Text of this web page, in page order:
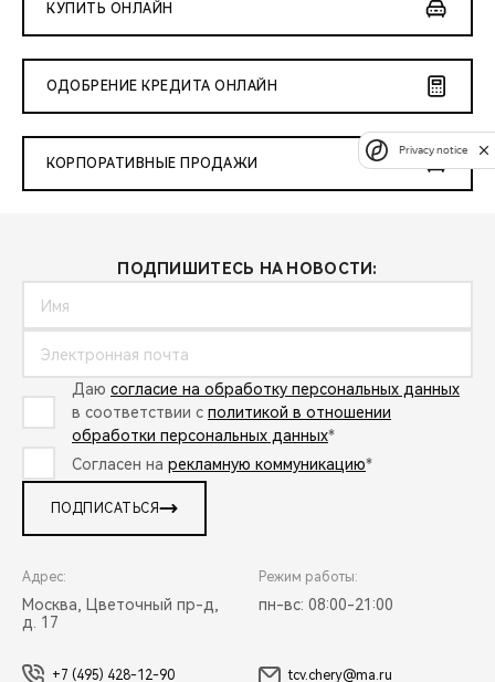
КУПИТЬ ОНЛАЙН
ОДОБРЕНИЕ КРЕДИТА ОНЛАЙН
КОРПОРАТИВНЫЕ ПРОДАЖИ
ПОДПИШИТЕСЬ НА НОВОСТИ:
Даю согласие на обработку персональных данных
в соответствии с политикой в отношении
обработки персональных данных*
Согласен на рекламную коммуникацию*
ПОДПИСАТЬСЯ
Адрес:
Москва, Цветочный пр-д,
д. 17
Режим работы:
пн-вс: 08:00-21:00
+7 (495) 428-12-90 tcv.chery@ma.ru
Privacy notice